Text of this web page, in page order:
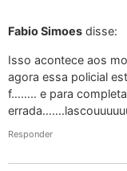
Fabio Simoes disse:
Isso acontece aos
agora essa policial
f…….. e para
Responder